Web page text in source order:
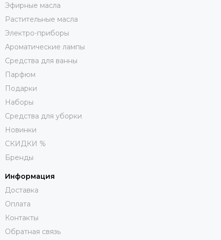
Эфирные масла
Растительные масла
Электро-приборы
Ароматические лампы
Средства для ванны
Парфюм
Подарки
Наборы
Средства для уборки
Новинки
СКИДКИ %
Бренды
Информация
Доставка
Оплата
Контакты
Обратная связь